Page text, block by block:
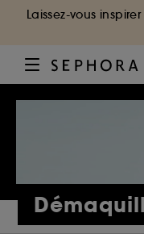
Laissez-vous